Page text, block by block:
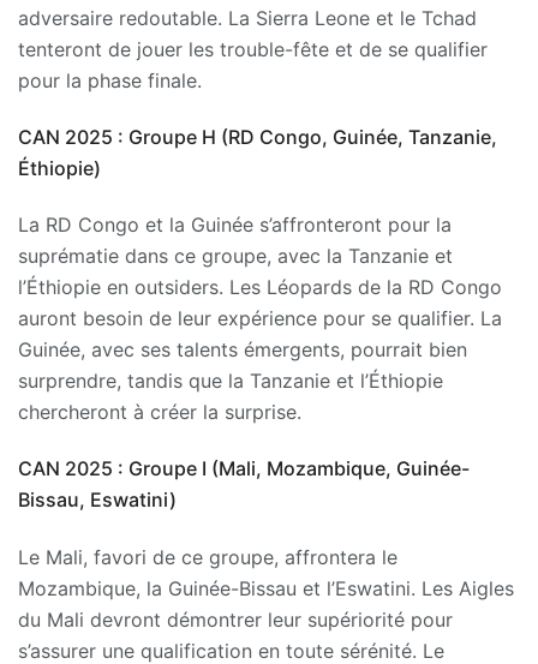
adversaire redoutable. La Sierra Leone et le Tchad
tenteront de jouer les trouble-fête et de se qualifier
pour la phase finale.
CAN 2025 : Groupe H (RD Congo, Guinée, Tanzanie,
Éthiopie)
La RD Congo et la Guinée s’affronteront pour la
suprématie dans ce groupe, avec la Tanzanie et
l’Éthiopie en outsiders. Les Léopards de la RD Congo
auront besoin de leur expérience pour se qualifier. La
Guinée, avec ses talents émergents, pourrait bien
surprendre, tandis que la Tanzanie et l’Éthiopie
chercheront à créer la surprise.
CAN 2025 : Groupe I (Mali, Mozambique, Guinée-
Bissau, Eswatini)
Le Mali, favori de ce groupe, affrontera le
Mozambique, la Guinée-Bissau et l’Eswatini. Les Aigles
du Mali devront démontrer leur supériorité pour
s’assurer une qualification en toute sérénité. Le